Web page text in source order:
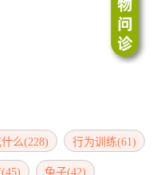
么(228) 行为训练(61)
兔子(42)